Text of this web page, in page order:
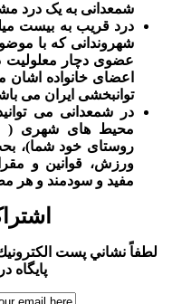
شمعدانی به یک درد
درد قریب به بیست
شهروندانی که با
عضوی دچار معلولیت
اعضای خانواده اشان
توانبخشی ایران می
در شمعدانی می توانید
محیط های شهری (
روستای خود شما)، بحث
ورزش، قوانین و
مفید و سودمند و هر
لطفاً نشاني پست
پايگاه